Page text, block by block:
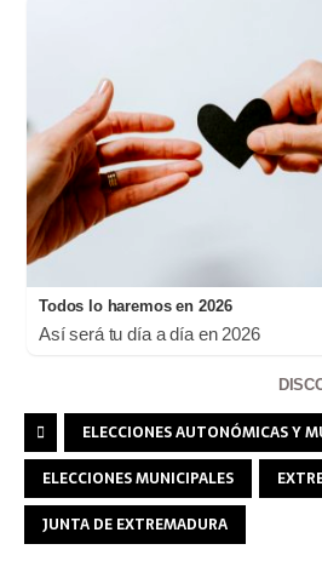
Todos lo haremos en 2026
Así será tu día a día en 2026
ELECCIONES AUTONÓMICAS Y
ELECCIONES MUNICIPALES
JUNTA DE EXTREMADURA